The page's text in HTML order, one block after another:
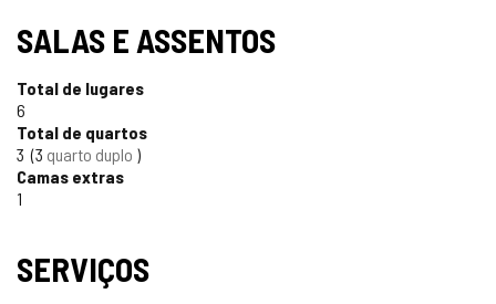
SELO
TURISMO
CONFIÁVEL
SALAS E ASSENTOS
Total de lugares
6
Total de quartos
3 3 quarto duplo
Camas extras
1
SERVIÇOS